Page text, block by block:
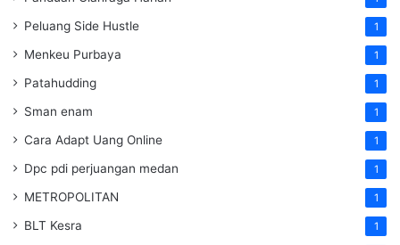
Peluang Side Hustle 1
Menkeu Purbaya 1
Patahudding 1
Sman enam 1
Cara Adapt Uang Online 1
Dpc pdi perjuangan medan 1
METROPOLITAN 1
BLT Kesra 1